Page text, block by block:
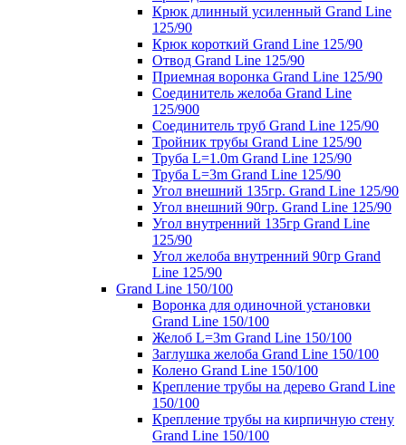
Крюк длинный усиленный Grand Line
125/90
Крюк короткий Grand Line 125/90
Отвод Grand Line 125/90
Приемная воронка Grand Line 125/90
Соединитель желоба Grand Line
125/900
Соединитель труб Grand Line 125/90
Тройник трубы Grand Line 125/90
Труба L=1.0m Grand Line 125/90
Труба L=3m Grand Line 125/90
Угол внешний 135гр. Grand Line 125/90
Угол внешний 90гр. Grand Line 125/90
Угол внутренний 135гр Grand Line
125/90
Угол желоба внутренний 90гр Grand
Line 125/90
Grand Line 150/100
Воронка для одиночной установки
Grand Line 150/100
Желоб L=3m Grand Line 150/100
Заглушка желоба Grand Line 150/100
Колено Grand Line 150/100
Крепление трубы на дерево Grand Line
150/100
Крепление трубы на кирпичную стену
Grand Line 150/100